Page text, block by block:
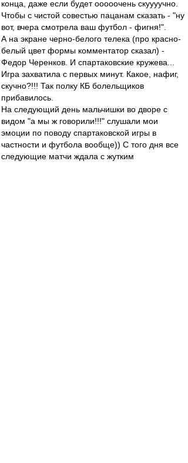
конца, даже если будет ооооочень скуууучно.
Чтобы с чистой совестью пацанам сказать - "ну
вот, вчера смотрела ваш футбол - фигня!".
А на экране черно-белого телека (про красно-
белый цвет формы комментатор сказал) -
Федор Черенков. И спартаковские кружева...
Игра захватила с первых минут. Какое, нафиг,
скучно?!!! Так полку КБ болельщиков
прибавилось.
На следующий день мальчишки во дворе с
видом "а мы ж говорили!!!" слушали мои
эмоции по поводу спартаковской игры в
частности и футбола вообще)) С того дня все
следующие матчи ждала с жутким